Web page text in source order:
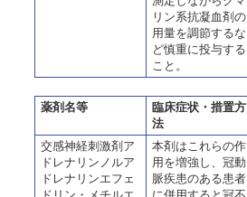
リン系抗凝血剤の
用量を調節するな
ど慎重に投与する
こと。
薬剤名等
臨床症状・措置方
法
交感神経刺激剤ア
ドレナリンノルア
ドレナリンエフェ
本剤はこれらの作
用を増強し、冠動
脈疾患のある患者